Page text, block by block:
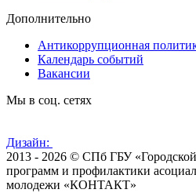
Дополнительно
Антикоррупционная
Календарь событий
Вакансии
Мы в соц. сетях
Дизайн:
2013 - 2026 © СПб ГБУ
программ и профилактики
молодежи «КОНТАКТ»